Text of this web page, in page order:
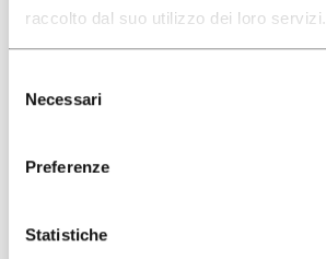
raccolto dal suo utilizzo dei loro servizi.
delNecessari
Preferenze
Statistiche